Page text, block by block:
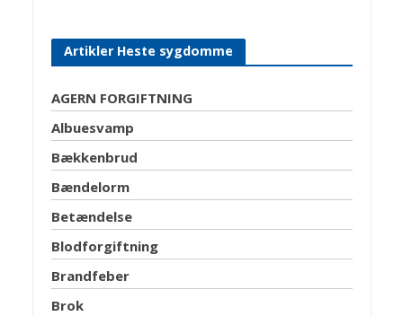
Artikler Heste sygdomme
AGERN FORGIFTNING
Albuesvamp
Bækkenbrud
Bændelorm
Betændelse
Blodforgiftning
Brandfeber
Brok